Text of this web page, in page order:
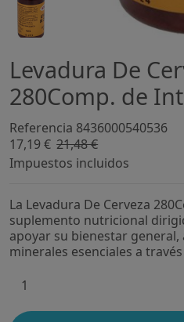
Levadura De
280Comp. de
Referencia 8436000540536
17,19 € 21,48 €
Impuestos incluidos
La Levadura De Cerveza
suplemento nutricional
apoyar su bienestar
minerales esenciales a